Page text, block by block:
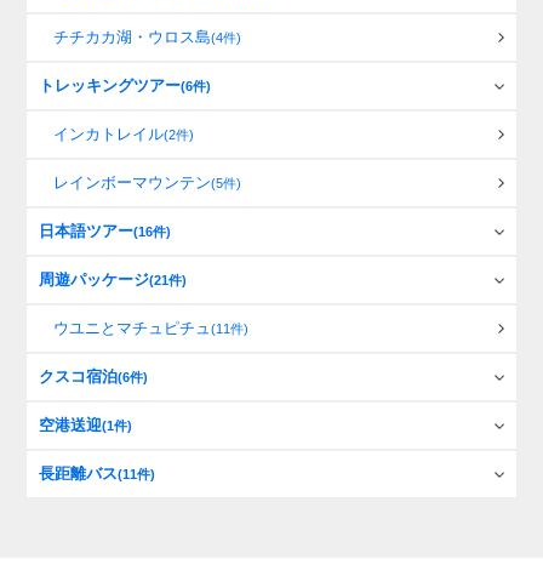
チチカカ湖・ウロス島(4件)
トレッキングツアー(6件)
インカトレイル(2件)
レインボーマウンテン(5件)
日本語ツアー(16件)
周遊パッケージ(21件)
ウユニとマチュピチュ(11件)
クスコ宿泊(6件)
空港送迎(1件)
長距離バス(11件)